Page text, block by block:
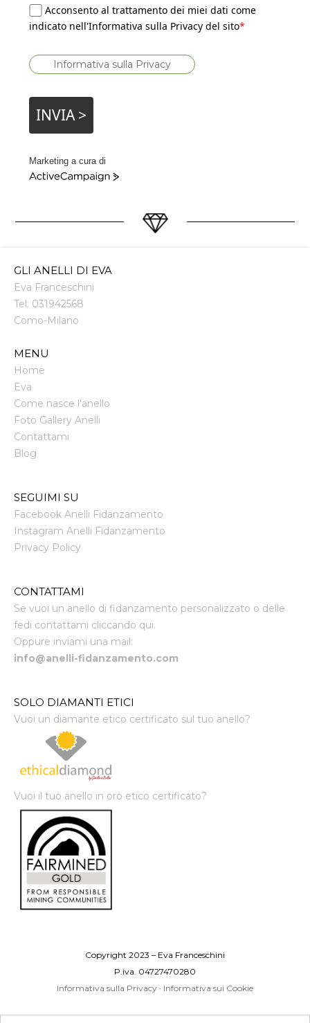
Acconsento al trattamento dei miei dati come
indicato nell'Informativa sulla Privacy del sito*
Informativa sulla Privacy
INVIA >
Marketing a cura di
ActiveCampaign
GLI ANELLI DI EVA
Eva Franceschini
Tel. 031942568
Como-Milano
MENU
Home
Eva
Come nasce l'anello
Foto Gallery Anelli
Contattami
Blog
SEGUIMI SU
Facebook Anelli Fidanzamento
Instagram Anelli Fidanzamento
Privacy Policy
CONTATTAMI
Se vuoi un anello di fidanzamento personalizzato o delle
fedi contattami cliccando qui.
Oppure inviami una mail:
info@anelli-fidanzamento.com
SOLO DIAMANTI ETICI
Vuoi un diamante etico certificato sul tuo anello?
Vuoi il tuo anello in oro etico certificato?
Copyright 2023 – Eva Franceschini
P.iva. 04727470280
Informativa sulla Privacy · Informativa sui Cookie